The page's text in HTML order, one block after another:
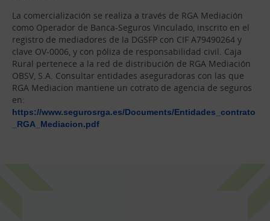
La comercialización se realiza a través de RGA Mediación
como Operador de Banca-Seguros Vinculado, inscrito en el
registro de mediadores de la DGSFP con CIF A79490264 y
clave OV-0006, y con póliza de responsabilidad civil. Caja
Rural pertenece a la red de distribución de RGA Mediación
OBSV, S.A. Consultar entidades aseguradoras con las que
RGA Mediacion mantiene un cotrato de agencia de seguros
en:
https://www.segurosrga.es/Documents/Entidades_contrato
_RGA_Mediacion.pdf